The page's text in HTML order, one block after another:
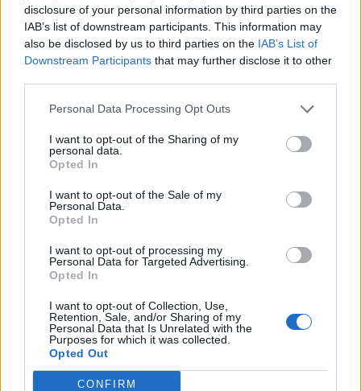
disclosure of your personal information by third parties on the
IAB’s list of downstream participants. This information may
also be disclosed by us to third parties on the IAB’s List of
Downstream Participants that may further disclose it to other
Personal Data Processing Opt Outs
I want to opt-out of the Sharing of my
personal data.
Opted In
I want to opt-out of the Sale of my
Personal Data.
Opted In
I want to opt-out of processing my
Personal Data for Targeted Advertising.
Opted In
I want to opt-out of Collection, Use,
Retention, Sale, and/or Sharing of my
Personal Data that Is Unrelated with the
Purposes for which it was collected.
Opted Out
CONFIRM
08:33
Μαύρη Θάλασσα: Η εμπορική ναυτιλία στην πρώτη
γραμμή ενός ακήρυχτου πολέμου
08:26
5G παντού, 6G στον ορίζοντα: Πού βρίσκεται η Ελλάδα
στη μεγάλη τεχνολογική μετάβαση
08:18
Ειδικό Χωροταξικό για τον Τουρισμό: Οι νέοι κανόνες
ΣΧΕΤΙΚA AΡΘΡΑ
Δημήτρης Παπαμιχαήλ: Το «λεβεντόπαιδο» που έγραψε
LIFESTYLE